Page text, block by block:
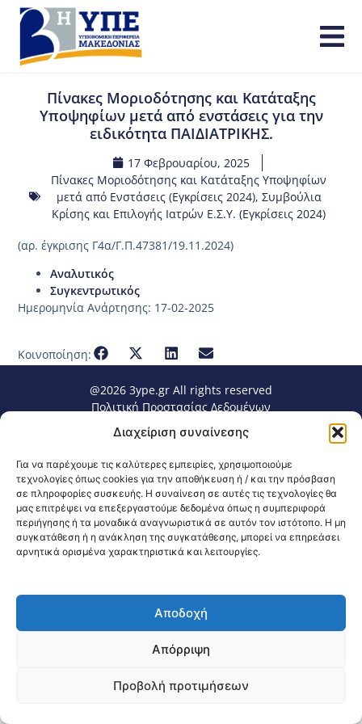
Διαχείριση συναίνεσης
Για να παρέχουμε τις καλύτερες εμπειρίες, χρησιμοποιούμε
τεχνολογίες όπως cookies για την αποθήκευση ή / και την πρόσβαση
σε πληροφορίες συσκευής. Η συναίνεση σε αυτές τις τεχνολογίες θα
μας επιτρέψει να επεξεργαστούμε δεδομένα όπως η συμπεριφορά
περιήγησης ή τα μοναδικά αναγνωριστικά σε αυτόν τον ιστότοπο. Η μη
συγκατάθεση ή η ανάκληση της συγκατάθεσης, μπορεί να επηρεάσει
αρνητικά ορισμένα χαρακτηριστικά και λειτουργίες.
Αποδοχή
Απόρριψη
Προβολή προτιμήσεων
Πίνακες Μοριοδότησης και Κατάταξης
Υποψηφίων μετά από ενστάσεις για την
ειδικότητα ΠΑΙΔΙΑΤΡΙΚΗΣ.
17 Φεβρουαρίου, 2025
Πίνακες Μοριοδότησης και Κατάταξης Υποψηφίων
μετά από Ενστάσεις (Εγκρίσεις 2024), Συμβούλια
Κρίσης και Επιλογής Ιατρών Ε.Σ.Υ. (Εγκρίσεις 2024)
(αρ. έγκρισης Γ4α/Γ.Π.47381/19.11.2024)
Αναλυτικός
Συγκεντρωτικός
Ημερομηνία Ανάρτησης: 17-02-2025
Κοινοποίηση:
@2026 3ype.gr All rights reserved
Πολιτική Προστασίας Δεδομένων
Θεσσαλονίκη, Ελλάδα
Τηλ: +30 2311 226 200
email: 3ype@3ype.gr
Page Visits:
Website Visits: 1591348